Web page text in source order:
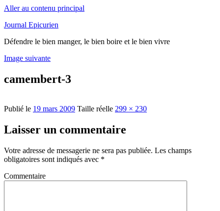
Aller au contenu principal
Journal Epicurien
Défendre le bien manger, le bien boire et le bien vivre
Image suivante
camembert-3
Publié le 19 mars 2009 Taille réelle 299 × 230
Laisser un commentaire
Votre adresse de messagerie ne sera pas publiée. Les champs
obligatoires sont indiqués avec *
Commentaire